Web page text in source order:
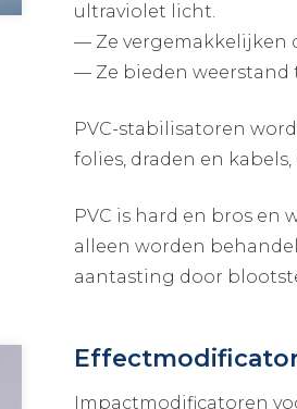
ultraviolet licht.
— Ze vergemakkelijken
— Ze bieden
PVC-stabilisatoren
folies, draden en
PVC is hard en bros en
alleen worden
aantasting door
Impactmodificatoren